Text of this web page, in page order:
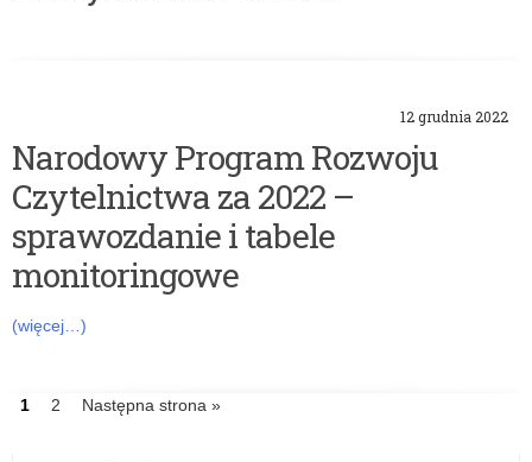
12 grudnia 2022
Narodowy Program Rozwoju
Czytelnictwa za 2022 –
sprawozdanie i tabele
monitoringowe
(więcej…)
IDź
1
IDź
2 Następna strona »